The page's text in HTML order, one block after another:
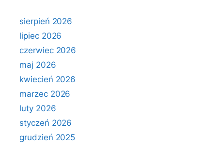
sierpień 2026
lipiec 2026
czerwiec 2026
maj 2026
kwiecień 2026
marzec 2026
luty 2026
styczeń 2026
grudzień 2025